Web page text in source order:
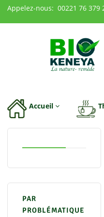
Appelez-nous: 00221 76 379
Accueil
PAR
PROBLÉMATIQUE